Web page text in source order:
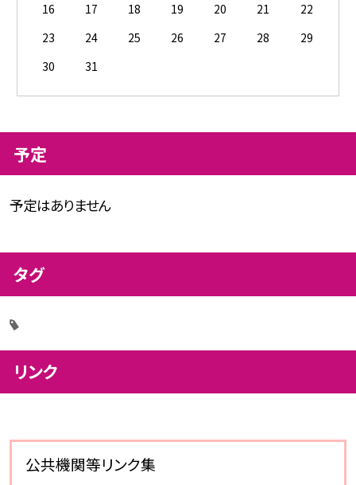
16
17 18 19 20 21
22
23
24 25 26 27 28
29
30
31
予定
予定はありません
タグ
リンク
公共機関等リンク集